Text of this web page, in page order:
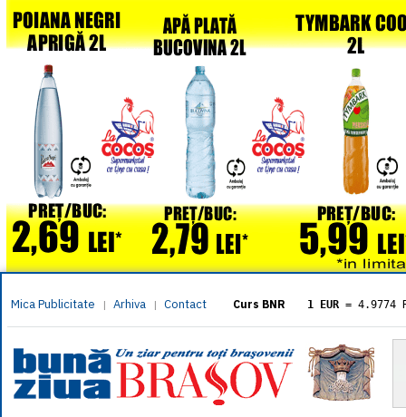
Mica Publicitate | Arhiva | Contact Curs BNR 1 EUR = 4.9774
= 5.8304
1 XAU= 464.4611
1 AED= 1.1933
1 AUD= 2.7957
1 BGN= 2.5449